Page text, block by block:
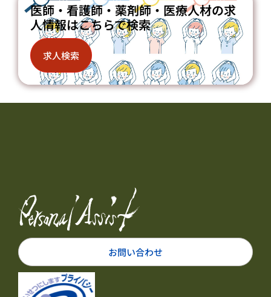
医師・看護師・薬剤師・医療人材の求
人情報はこちらで検索
求人検索
お問い合わせ